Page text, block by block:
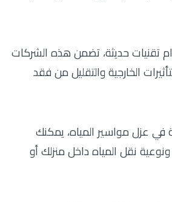
تقنيات حديثة، تضمن هذه الشركات
الخارجية والتقليل من فقد
في عزل مواسير المياه، يمكنك
نقل المياه داخل منزلك أو